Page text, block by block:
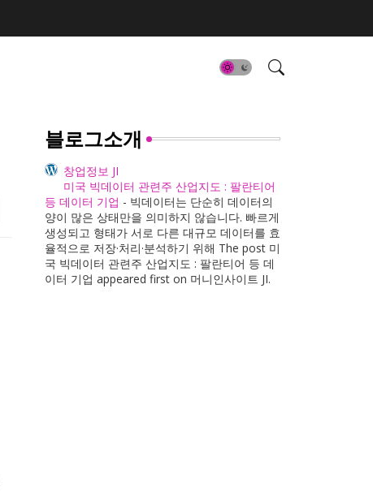
블로그소개
창업정보 JI
미국 빅데이터 관련주 산업지도 : 팔란티어
등 데이터 기업 - 빅데이터는 단순히 데이터의
양이 많은 상태만을 의미하지 않습니다. 빠르게
생성되고 형태가 서로 다른 대규모 데이터를 효
율적으로 저장·처리·분석하기 위해 The post 미
국 빅데이터 관련주 산업지도 : 팔란티어 등 데
이터 기업 appeared first on 머니인사이트 JI.